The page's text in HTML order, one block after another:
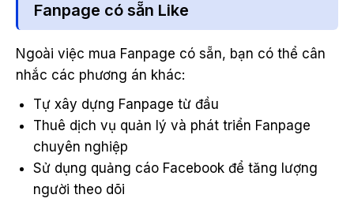
Fanpage có sẵn Like
Ngoài việc mua Fanpage có sẵn, bạn có thể cân
nhắc các phương án khác:
Tự xây dựng Fanpage từ đầu
Thuê dịch vụ quản lý và phát triển Fanpage
chuyên nghiệp
Sử dụng quảng cáo Facebook để tăng lượng
người theo dõi